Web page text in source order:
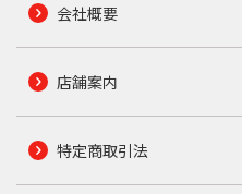
会社概要
店舗案内
特定商取引法